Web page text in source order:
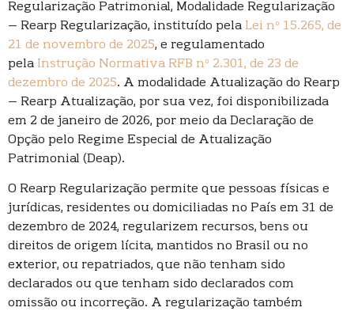
Regularização Patrimonial, Modalidade Regularização
– Rearp Regularização, instituído pela Lei nº 15.265, de
21 de novembro de 2025, e regulamentado
pela Instrução Normativa RFB nº 2.301, de 23 de
dezembro de 2025. A modalidade Atualização do Rearp
– Rearp Atualização, por sua vez, foi disponibilizada
em 2 de janeiro de 2026, por meio da Declaração de
Opção pelo Regime Especial de Atualização
Patrimonial (Deap).
O Rearp Regularização permite que pessoas físicas e
jurídicas, residentes ou domiciliadas no País em 31 de
dezembro de 2024, regularizem recursos, bens ou
direitos de origem lícita, mantidos no Brasil ou no
exterior, ou repatriados, que não tenham sido
declarados ou que tenham sido declarados com
omissão ou incorreção. A regularização também